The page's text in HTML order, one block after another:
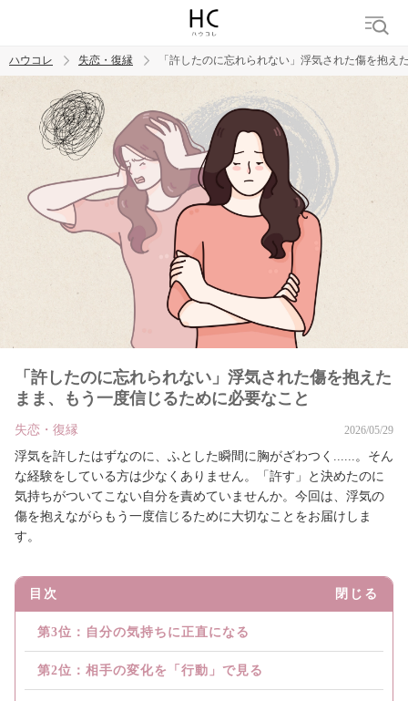
トレンド ワード
都合のいい女
ハウコレ 失恋・復縁 「許したのに忘れられない」浮気された傷を抱
「許したのに忘れられない」浮気された傷を抱えた
まま、もう一度信じるために必要なこと
失恋・復縁 2026/05/29
浮気を許したはずなのに、ふとした瞬間に胸がざわつく......。そん
な経験をしている方は少なくありません。「許す」と決めたのに
気持ちがついてこない自分を責めていませんか。今回は、浮気の
傷を抱えながらもう一度信じるために大切なことをお届けしま
す。
目次 閉じる
第3位：自分の気持ちに正直になる
第2位：相手の変化を「行動」で見る